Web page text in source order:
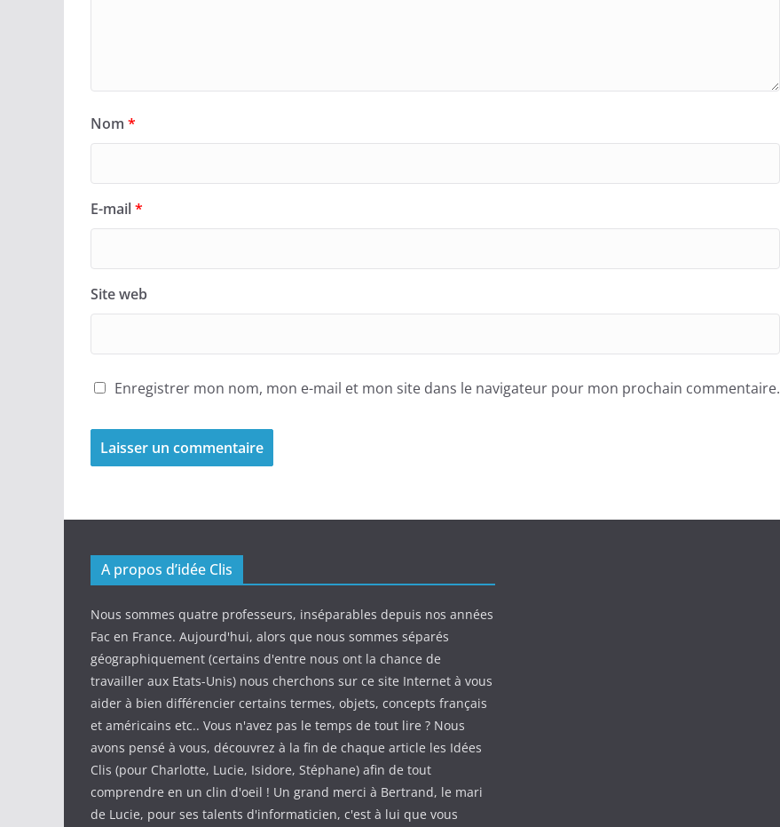
Nom *
E-mail*
Site web
Enregistrer mon nom, mon e-mail et mon site dans le navigateur pour mon prochain commentaire.
A propos d’idée Clis
Nous sommes quatre professeurs, inséparables depuis nos années
Fac en France. Aujourd'hui, alors que nous sommes séparés
géographiquement (certains d'entre nous ont la chance de
travailler aux Etats-Unis) nous cherchons sur ce site Internet à vous
aider à bien différencier certains termes, objets, concepts français
et américains etc.. Vous n'avez pas le temps de tout lire ? Nous
avons pensé à vous, découvrez à la fin de chaque article les Idées
Clis (pour Charlotte, Lucie, Isidore, Stéphane) afin de tout
comprendre en un clin d'oeil ! Un grand merci à Bertrand, le mari
de Lucie, pour ses talents d'informaticien, c'est à lui que vous